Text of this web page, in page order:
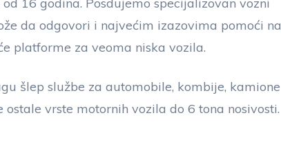
da odgovori i najvećim izazovima pomoći na
platforme za veoma niska vozila.
šlep službe za automobile, kombije, kamione
vrste motornih vozila do 6 tona nosivosti.